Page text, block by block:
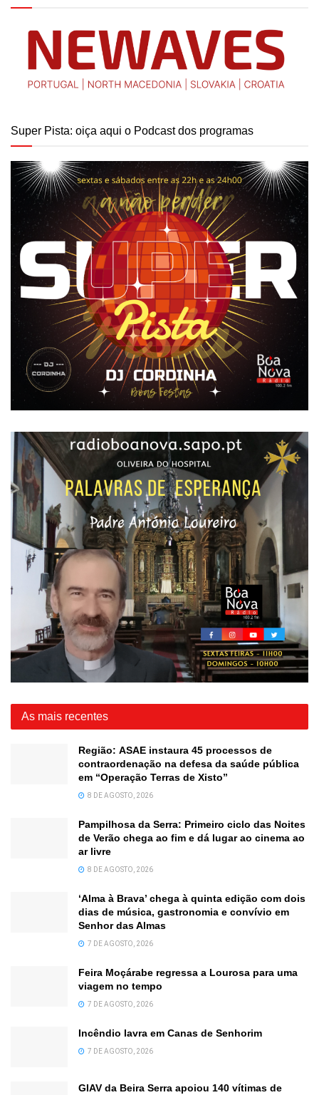
Super Pista: oiça aqui o Podcast dos programas
As mais recentes
Região: ASAE instaura 45 processos de
contraordenação na defesa da saúde pública
em “Operação Terras de Xisto”
8 DE AGOSTO, 2026
Pampilhosa da Serra: Primeiro ciclo das Noites
de Verão chega ao fim e dá lugar ao cinema ao
ar livre
8 DE AGOSTO, 2026
‘Alma à Brava’ chega à quinta edição com dois
dias de música, gastronomia e convívio em
Senhor das Almas
7 DE AGOSTO, 2026
Feira Moçárabe regressa a Lourosa para uma
viagem no tempo
7 DE AGOSTO, 2026
Incêndio lavra em Canas de Senhorim
7 DE AGOSTO, 2026
GIAV da Beira Serra apoiou 140 vítimas de